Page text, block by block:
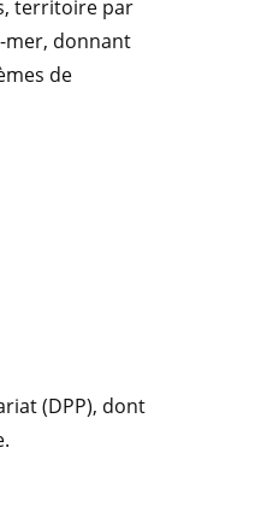
territoire par
mer, donnant
de
(DPP), dont